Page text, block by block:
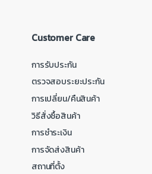
Customer Care
การรับประกัน
ตรวจสอบระยะประกัน
การเปลี่ยน/คืนสินค้า
วิธีสั่งซื้อสินค้า
การชำระเงิน
การจัดส่งสินค้า
สถานที่ตั้ง